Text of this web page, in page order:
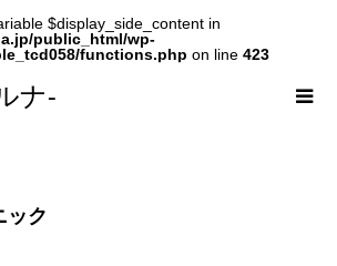
$display_side_content in
public_html/wp-
functions.php on line 423
ナ-
ック